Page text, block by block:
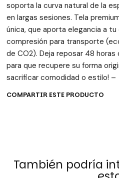
soporta la curva natural de la
en largas sesiones. Tela
única, que aporta elegancia a
compresión para transporte
de CO2). Deja reposar 48
para que recupere su forma
sacrificar comodidad o estilo! –
COMPARTIR ESTE PRODUCTO
También podría